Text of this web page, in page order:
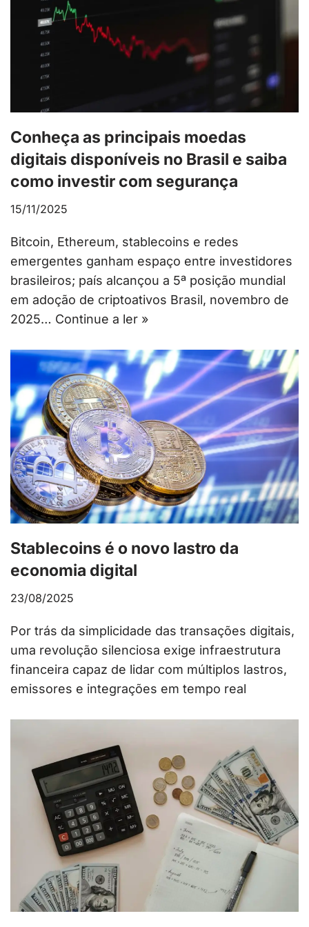
Conheça as principais moedas
digitais disponíveis no Brasil e saiba
como investir com segurança
15/11/2025
Bitcoin, Ethereum, stablecoins e redes
emergentes ganham espaço entre investidores
brasileiros; país alcançou a 5ª posição mundial
em adoção de criptoativos Brasil, novembro de
2025… Continue a ler »
Stablecoins é o novo lastro da
economia digital
23/08/2025
Por trás da simplicidade das transações digitais,
uma revolução silenciosa exige infraestrutura
financeira capaz de lidar com múltiplos lastros,
emissores e integrações em tempo real